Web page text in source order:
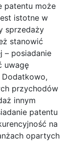
patentu może
istotne w
sprzedaży
stanowić
– posiadanie
uwagę
przychodów
innym
patentu
na
opartych